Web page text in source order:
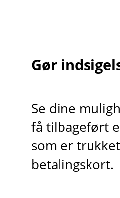
Gør
Se dine
få tilbageført
som er
betalingskort.